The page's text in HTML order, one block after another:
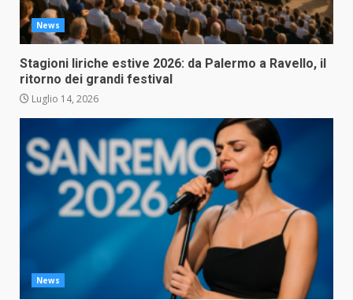
News
Stagioni liriche estive 2026: da Palermo a Ravello, il
ritorno dei grandi festival
Luglio 14, 2026
News